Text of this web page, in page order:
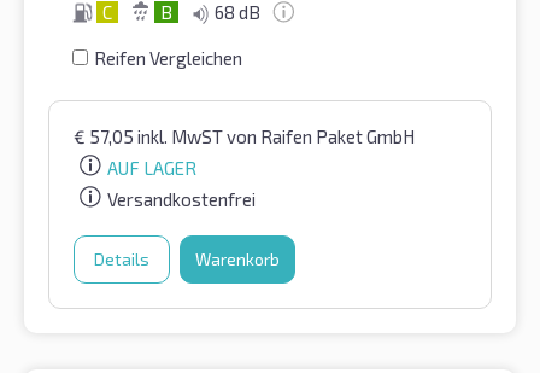
C B 68 dB
Reifen Vergleichen
€ 57,05 inkl. MwSTvon Raifen Paket GmbH
AUF LAGER
Versandkostenfrei
Details Warenkorb